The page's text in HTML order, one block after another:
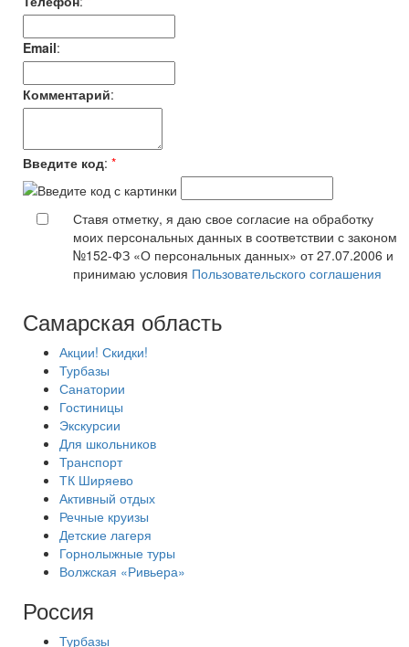
Email:
Комментарий:
Введите код: *
Ставя отметку, я даю свое согласие на обработку
моих персональных данных в соответствии с законом
№152-ФЗ «О персональных данных» от 27.07.2006 и
принимаю условия Пользовательского соглашения
Самарская область
Акции! Скидки!
Турбазы
Санатории
Гостиницы
Экскурсии
Для школьников
Транспорт
ТК Ширяево
Активный отдых
Речные круизы
Детские лагеря
Горнолыжные туры
Волжская «Ривьера»
Россия
Турбазы